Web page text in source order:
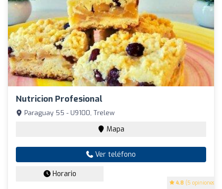
Nutricion Profesional
4.8 (5 opiniones)
Paraguay 55 - U9100, Trelew
Mapa
Ver teléfono
Horario